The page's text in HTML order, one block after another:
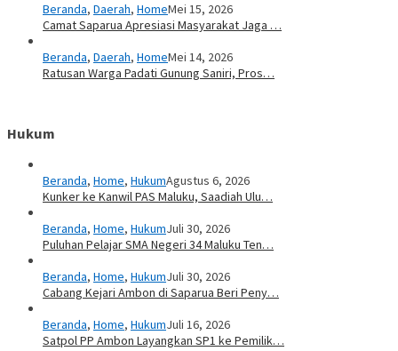
Beranda, Daerah, HomeMei 15, 2026
Camat Saparua Apresiasi Masyarakat Jaga …
Beranda, Daerah, HomeMei 14, 2026
Ratusan Warga Padati Gunung Saniri, Pros…
Hukum
Beranda, Home, HukumAgustus 6, 2026
Kunker ke Kanwil PAS Maluku, Saadiah Ulu…
Beranda, Home, HukumJuli 30, 2026
Puluhan Pelajar SMA Negeri 34 Maluku Ten…
Beranda, Home, HukumJuli 30, 2026
Cabang Kejari Ambon di Saparua Beri Peny…
Beranda, Home, HukumJuli 16, 2026
Satpol PP Ambon Layangkan SP1 ke Pemilik…